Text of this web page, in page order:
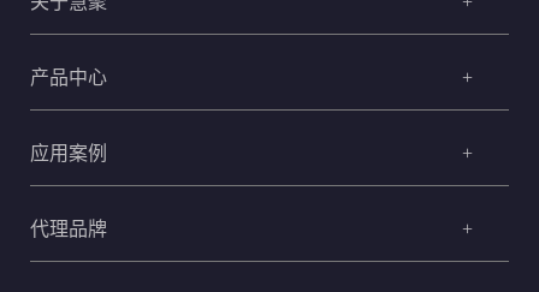
产品中心 +
应用案例 +
代理品牌 +